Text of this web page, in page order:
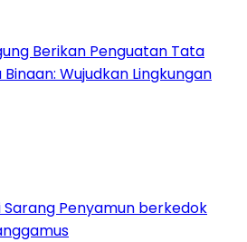
Berikan Penguatan Tata
Wujudkan Lingkungan
Sarang Penyamun berkedok